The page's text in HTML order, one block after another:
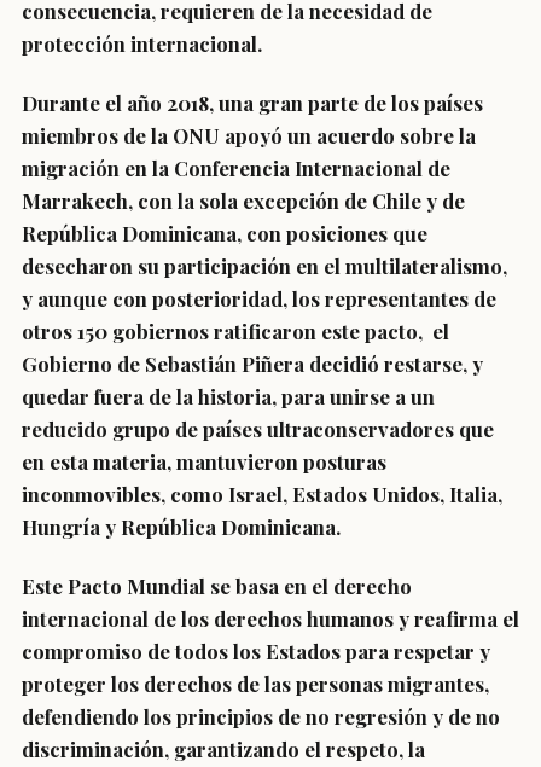
consecuencia, requieren de la necesidad de
protección internacional.
Durante el año 2018, una gran parte de los países
miembros de la ONU apoyó un acuerdo sobre la
migración en la Conferencia Internacional de
Marrakech, con la sola excepción de Chile y de
República Dominicana, con posiciones que
desecharon su participación en el multilateralismo,
y aunque con posterioridad, los representantes de
otros 150 gobiernos ratificaron este pacto, el
Gobierno de Sebastián Piñera decidió restarse, y
quedar fuera de la historia, para unirse a un
reducido grupo de países ultraconservadores que
en esta materia, mantuvieron posturas
inconmovibles, como Israel, Estados Unidos, Italia,
Hungría y República Dominicana.
Este Pacto Mundial se basa en el derecho
internacional de los derechos humanos y reafirma el
compromiso de todos los Estados para respetar y
proteger los derechos de las personas migrantes,
defendiendo los principios de no regresión y de no
discriminación, garantizando el respeto, la